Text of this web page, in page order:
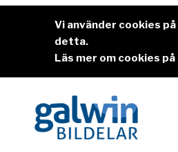
Vi använder cookies
detta.
Läs mer om cookies